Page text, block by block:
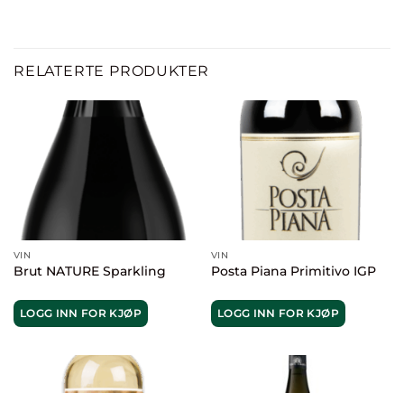
RELATERTE PRODUKTER
VIN
Brut NATURE Sparkling
LOGG INN FOR KJØP
VIN
Posta Piana Primitivo IGP
LOGG INN FOR KJØP